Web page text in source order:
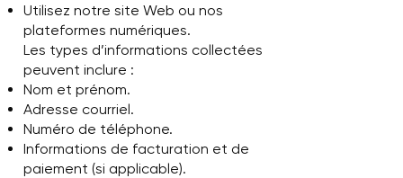
Utilisez notre site Web ou nos
plateformes numériques.
Les types d’informations collectées
peuvent inclure :
Nom et prénom.
Adresse courriel.
Numéro de téléphone.
Informations de facturation et de
paiement (si applicable).